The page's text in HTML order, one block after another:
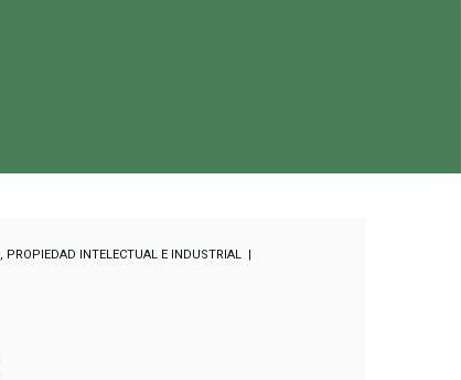
, PROPIEDAD INTELECTUAL E INDUSTRIAL